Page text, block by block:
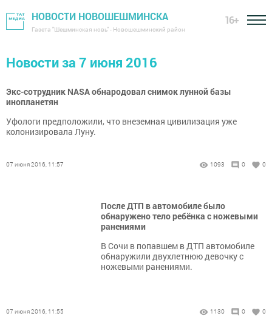
НОВОСТИ НОВОШЕШМИНСКА
Газета "Шешминская новь" - Новошешминский район
16+
Новости за 7 июня 2016
Экс-сотрудник NASA обнародовал снимок лунной базы
инопланетян
Уфологи предположили, что внеземная цивилизация уже
колонизировала Луну.
07 июня 2016, 11:57 1093 0 0
После ДТП в автомобиле было
обнаружено тело ребёнка с ножевыми
ранениями
В Сочи в попавшем в ДТП автомобиле
обнаружили двухлетнюю девочку с
ножевыми ранениями.
07 июня 2016, 11:55 1130 0 0